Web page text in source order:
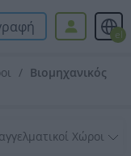
el
Βιομηχανικός